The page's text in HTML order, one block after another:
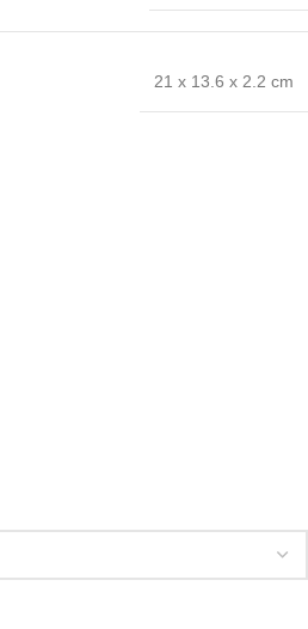
21 x 13.6 x 2.2 cm